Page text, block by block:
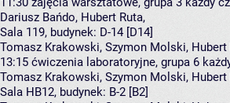
Dariusz Bańdo, Hubert Ruta,
Sala 119, budynek: D-14 [D14]
Tomasz Krakowski, Szymon Molski, Hubert
13:15 ćwiczenia laboratoryjne, grupa 6
Tomasz Krakowski, Szymon Molski, Hubert
Sala HB12, budynek: B-2 [B2]